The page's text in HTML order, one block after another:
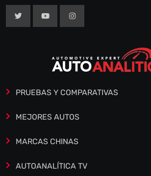
PRUEBAS Y COMPARATIVAS
MEJORES AUTOS
MARCAS CHINAS
AUTOANALÍTICA TV